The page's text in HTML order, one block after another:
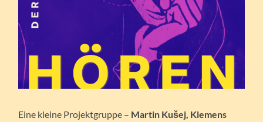
Eine kleine Projektgruppe – Martin Kušej, Klemens